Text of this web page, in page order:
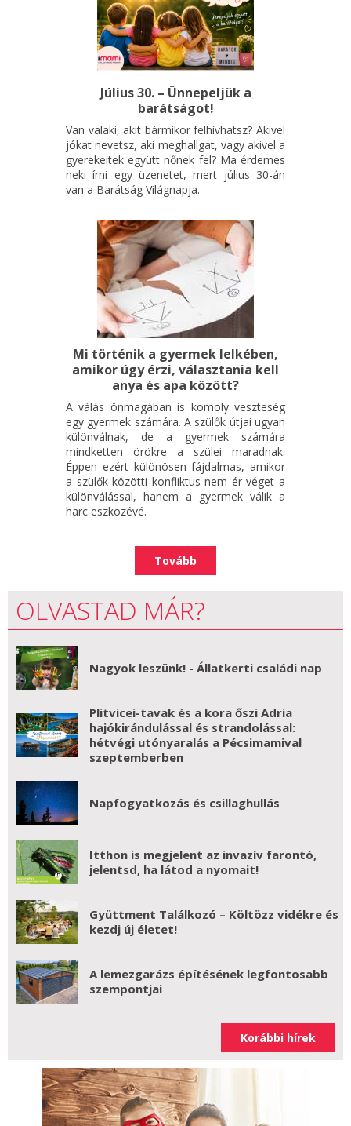
Július 30. – Ünnepeljük a
barátságot!
Van valaki, akit bármikor felhívhatsz? Akivel
jókat nevetsz, aki meghallgat, vagy akivel a
gyerekeitek együtt nőnek fel? Ma érdemes
neki írni egy üzenetet, mert július 30-án
van a Barátság Világnapja.
Mi történik a gyermek lelkében,
amikor úgy érzi, választania kell
anya és apa között?
A válás önmagában is komoly veszteség
egy gyermek számára. A szülők útjai ugyan
különválnak, de a gyermek számára
mindketten örökre a szülei maradnak.
Éppen ezért különösen fájdalmas, amikor
a szülők közötti konfliktus nem ér véget a
különválással, hanem a gyermek válik a
harc eszközévé.
Tovább
OLVASTAD MÁR?
Nagyok leszünk! - Állatkerti családi nap
Plitvicei-tavak és a kora őszi Adria
hajókirándulással és strandolással:
hétvégi utónyaralás a Pécsimamival
szeptemberben
Napfogyatkozás és csillaghullás
Itthon is megjelent az invazív farontó,
jelentsd, ha látod a nyomait!
Gyüttment Találkozó – Költözz vidékre és
kezdj új életet!
A lemezgarázs építésének legfontosabb
szempontjai
Korábbi hírek